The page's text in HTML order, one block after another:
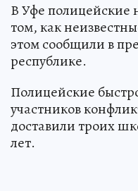
В Уфе полицейские
том, как
этом сообщили в
республике.
Полицейские
участников
доставили троих
лет.